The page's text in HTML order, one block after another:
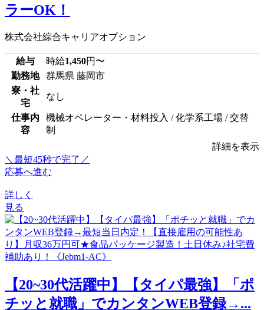
ラーOK！
株式会社綜合キャリアオプション
給与 時給1,450円〜
勤務地
群馬県 藤岡市
寮・社
宅
なし
仕事内
容
機械オペレーター・材料投入 / 化学系工場 / 交替
制
詳細を表示
＼最短45秒で完了／
応募へ進む
詳しく
見る
【20~30代活躍中】【タイパ最強】「ポ
チッと就職」でカンタンWEB登録→...